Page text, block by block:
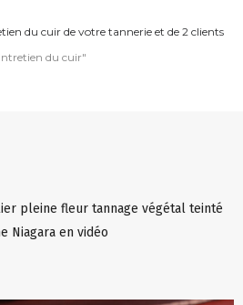
du cuir de votre tannerie et de 2 clients
du cuir"
pleine fleur tannage végétal teinté
Niagara en vidéo